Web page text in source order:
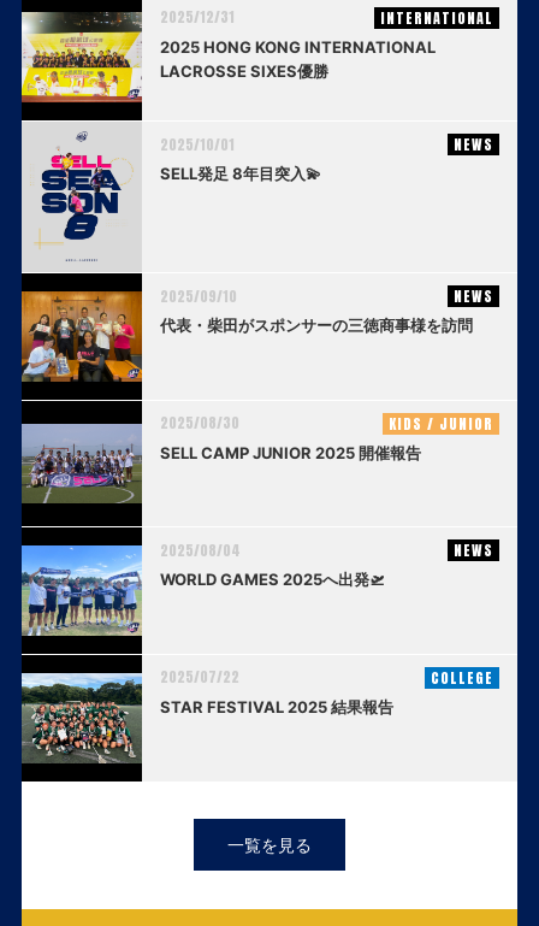
2025/12/31 INTERNATIONAL
2025 HONG KONG INTERNATIONAL
LACROSSE SIXES優勝
2025/10/01 NEWS
SELL発足 8年目突入💫
2025/09/10 NEWS
代表・柴田がスポンサーの三徳商事様を訪問
2025/08/30 KIDS / JUNIOR
SELL CAMP JUNIOR 2025 開催報告
2025/08/04 NEWS
WORLD GAMES 2025へ出発🛫
2025/07/22 COLLEGE
STAR FESTIVAL 2025 結果報告
一覧を見る